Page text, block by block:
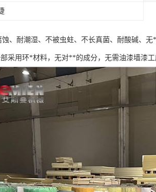
、耐潮湿、不被虫蛀、不长真菌、耐酸碱、无
采用环*材料，无对**的成分，无需油漆墙漆